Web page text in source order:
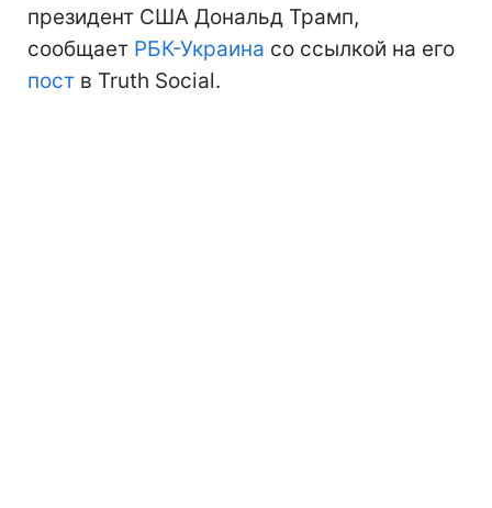
президент США Дональд Трамп,
сообщает РБК-Украина со ссылкой на его
пост в Truth Social.